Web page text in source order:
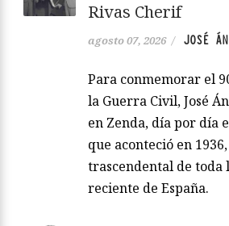
Rivas Cherif
agosto 07, 2026 / JOSÉ
Para conmemorar el
la Guerra Civil, José
en Zenda, día por día
que aconteció en
trascendental de toda
reciente de España.